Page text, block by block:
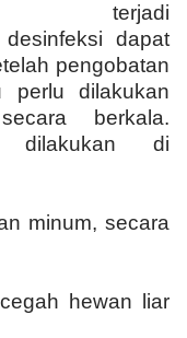
terjadi
dapat
pengobatan
perlu dilakukan
berkala.
dilakukan di
minum, secara
hewan liar